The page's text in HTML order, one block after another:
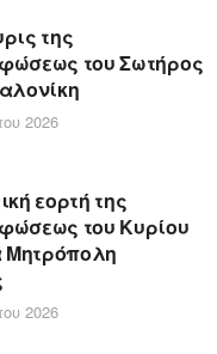
της
του Σωτήρος
2026
εορτή της
του Κυρίου
Μητρόπολη
2026